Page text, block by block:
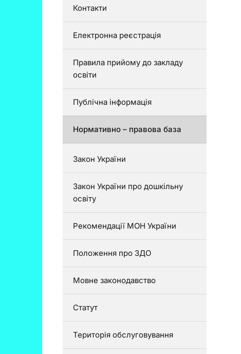
Контакти
Електронна реєстрація
Правила прийому до закладу
освіти
Публічна інформація
Нормативно – правова база
Закон України
Закон України про дошкільну
освіту
Рекомендації МОН України
Положення про ЗДО
Мовне законодавство
Статут
Територія обслуговування